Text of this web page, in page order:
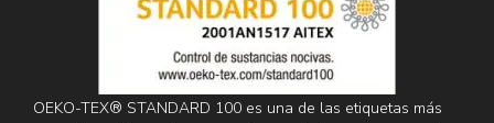
OEKO-TEX® STANDARD 100 es una de las etiquetas más